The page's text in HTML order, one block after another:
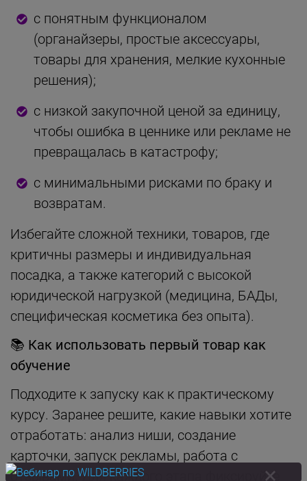
с понятным функционалом
(органайзеры, простые аксессуары,
товары для хранения, мелкие кухонные
решения);
с низкой закупочной ценой за единицу,
чтобы ошибка в ценнике или рекламе не
превращалась в катастрофу;
с минимальными рисками по браку и
возвратам.
Избегайте сложной техники, товаров, где
критичны размеры и индивидуальная
посадка, а также категорий с высокой
юридической нагрузкой (медицина, БАДы,
специфическая косметика без опыта).
📚 Как использовать первый товар как
обучение
Подходите к запуску как к практическому
курсу. Заранее решите, какие навыки хотите
отработать: анализ ниши, создание
карточки, запуск рекламы, работа с
отзывами. Для каждого этапа фиксируйте